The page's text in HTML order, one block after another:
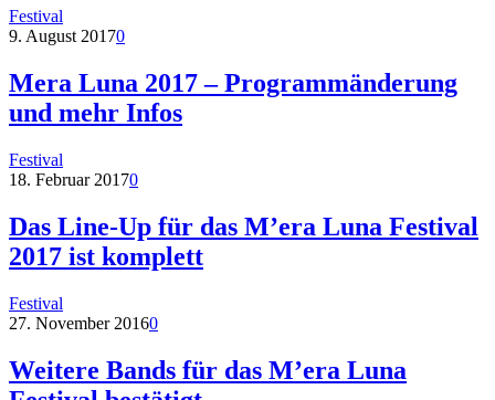
Festival
9. August 20170
Mera Luna 2017 – Programmänderung
und mehr Infos
Festival
18. Februar 20170
Das Line-Up für das M’era Luna Festival
2017 ist komplett
Festival
27. November 20160
Weitere Bands für das M’era Luna